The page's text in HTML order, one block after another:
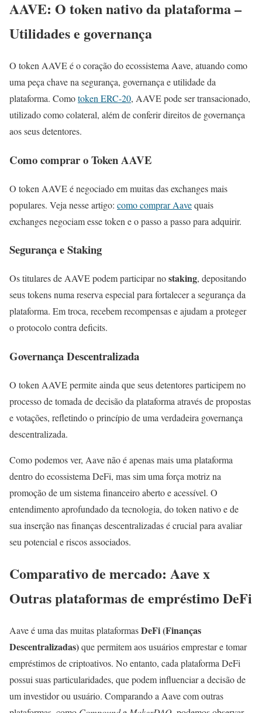
AAVE: O token nativo da plataforma –
Utilidades e governança
O token AAVE é o coração do ecossistema Aave, atuando como
uma peça chave na segurança, governança e utilidade da
plataforma. Comotoken ERC-20, AAVE pode ser transacionado,
utilizado como colateral, além de conferir direitos de governança
aos seus detentores.
Como comprar o Token AAVE
O token AAVE é negociado em muitas das exchanges mais
populares. Veja nesse artigo: como comprar Aavequais
exchanges negociam esse token e o passo a passo para adquirir.
Segurança e Staking
Os titulares de AAVE podem participar nostaking, depositando
seus tokens numa reserva especial para fortalecer a segurança da
plataforma. Em troca, recebem recompensas e ajudam a proteger
o protocolo contra deficits.
Governança Descentralizada
O token AAVE permite ainda que seus detentores participem no
processo de tomada de decisão da plataforma através de propostas
e votações, refletindo o princípio de uma verdadeira governança
descentralizada.
Como podemos ver, Aave não é apenas mais uma plataforma
dentro do ecossistema DeFi, mas sim uma força motriz na
promoção de um sistema financeiro aberto e acessível. O
entendimento aprofundado da tecnologia, do token nativo e de
sua inserção nas finanças descentralizadas é crucial para avaliar
seu potencial e riscos associados.
Comparativo de mercado: Aave x
Outras plataformas de empréstimo DeFi
Aave é uma das muitas plataformasDeFi (Finanças
Descentralizadas)que permitem aos usuários emprestar e tomar
empréstimos de criptoativos. No entanto, cada plataforma DeFi
possui suas particularidades, que podem influenciar a decisão de
um investidor ou usuário. Comparando a Aave com outras